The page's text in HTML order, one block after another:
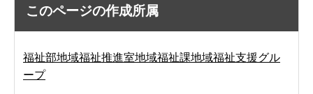
このページの作成所属
福祉部地域福祉推進室地域福祉課地域福祉支援グル
ープ